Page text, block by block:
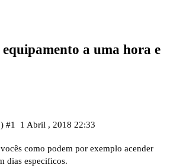
a uma hora e
1 Abril , 2018 22:33
#1
como podem por exemplo acender
dias especificos.